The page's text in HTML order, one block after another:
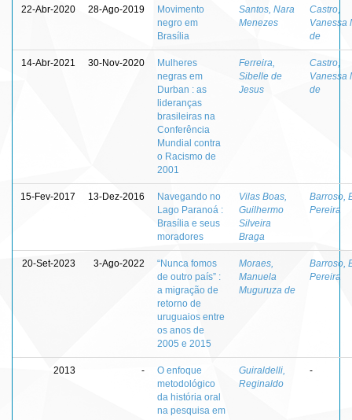
22-Abr-2020 28-Ago-2019
Movimento
negro em
Brasília
Santos, Nara
Menezes
Castro,
Vanessa
de
14-Abr-2021 30-Nov-2020
Mulheres
negras em
Durban : as
lideranças
brasileiras na
Conferência
Mundial contra
o Racismo de
2001
Ferreira,
Sibelle de
Jesus
Castro,
Vanessa
de
15-Fev-2017 13-Dez-2016
Navegando no
Lago Paranoá :
Brasília e seus
moradores
Vilas Boas,
Guilhermo
Silveira
Braga
Barroso,
Pereira
20-Set-2023 3-Ago-2022
“Nunca fomos
de outro país” :
a migração de
retorno de
uruguaios entre
os anos de
2005 e 2015
Moraes,
Manuela
Muguruza de
Barroso,
Pereira
2013 -
O enfoque
metodológico
da história oral
na pesquisa em
Guiraldelli,
Reginaldo
-